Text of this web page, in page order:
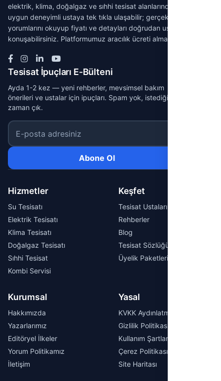
elektrik, klima, doğalgaz ve sıhhi tesisat alanlarında ihtiyacınıza
uygun deneyimli ustaya tek tıkla ulaşabilir; gerçek müşteri
yorumlarını okuyup fiyatı ve detayları doğrudan ustayla
konuşabilirsiniz. Platformumuz aracılık ücreti almaz.
Tesisat İpuçları E-Bülteni
Ayda 1-2 kez — yeni rehberler, mevsimsel bakım
önerileri ve ustalar için ipuçları. Spam yok, istediğin
zaman çık.
E-posta adresiniz
Abone Ol
Hizmetler
Su Tesisatı
Elektrik Tesisatı
Klima Tesisatı
Doğalgaz Tesisatı
Sıhhi Tesisat
Kombi Servisi
Keşfet
Tesisat Ustaları
Rehberler
Blog
Tesisat Sözlüğü
Üyelik Paketleri
Kurumsal
Hakkımızda
Yazarlarımız
Editöryel İlkeler
Yorum Politikamız
İletişim
Yasal
KVKK Aydınlatma Metni
Gizlilik Politikası
Kullanım Şartları
Çerez Politikası
Site Haritası